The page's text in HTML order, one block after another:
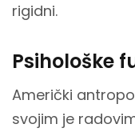
rigidni.
Psihološke
Američki
svojim je